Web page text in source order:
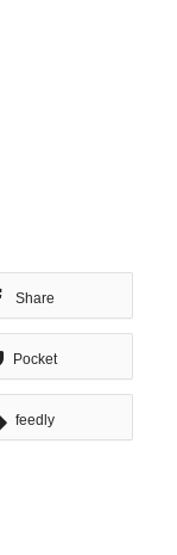
Share
Pocket
feedly